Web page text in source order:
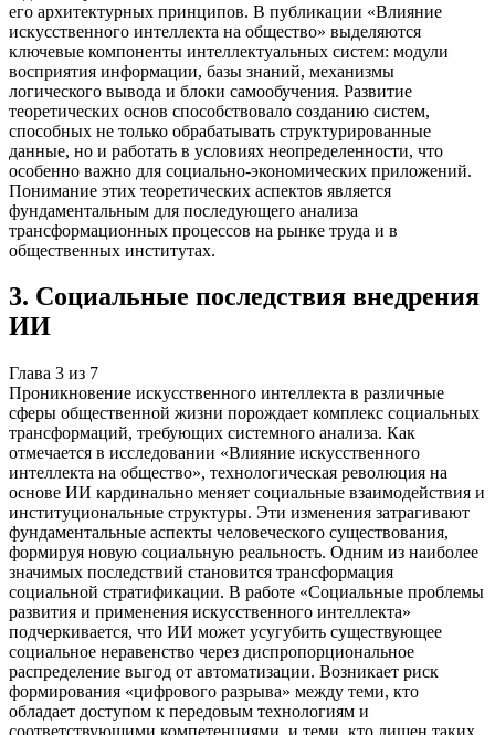
его архитектурных принципов. В публикации «Влияние
искусственного интеллекта на общество» выделяются
ключевые компоненты интеллектуальных систем: модули
восприятия информации, базы знаний, механизмы
логического вывода и блоки самообучения. Развитие
теоретических основ способствовало созданию систем,
способных не только обрабатывать структурированные
данные, но и работать в условиях неопределенности, что
особенно важно для социально-экономических приложений.
Понимание этих теоретических аспектов является
фундаментальным для последующего анализа
трансформационных процессов на рынке труда и в
общественных институтах.
3. Социальные последствия внедрения
ИИ
Глава 3 из 7
Проникновение искусственного интеллекта в различные
сферы общественной жизни порождает комплекс социальных
трансформаций, требующих системного анализа. Как
отмечается в исследовании «Влияние искусственного
интеллекта на общество», технологическая революция на
основе ИИ кардинально меняет социальные взаимодействия и
институциональные структуры. Эти изменения затрагивают
фундаментальные аспекты человеческого существования,
формируя новую социальную реальность. Одним из наиболее
значимых последствий становится трансформация
социальной стратификации. В работе «Социальные проблемы
развития и применения искусственного интеллекта»
подчеркивается, что ИИ может усугубить существующее
социальное неравенство через диспропорциональное
распределение выгод от автоматизации. Возникает риск
формирования «цифрового разрыва» между теми, кто
обладает доступом к передовым технологиям и